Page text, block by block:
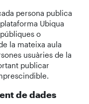
persona publica
Ubiqua
o
la mateixa aula
usuàries de la
publicar
de dades